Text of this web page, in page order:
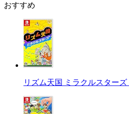
おすすめ
リズム天国 ミラクルスターズ